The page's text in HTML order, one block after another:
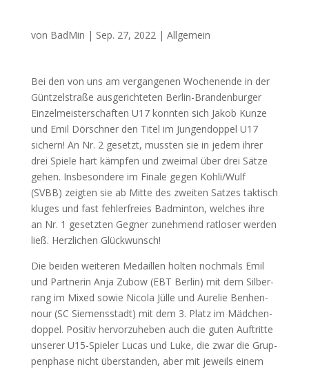
von BadMin | Sep. 27, 2022| Allgemein
Bei den von uns am ver­gan­ge­nen Wochen­en­de in der
Günt­zel­stra­ße aus­ge­rich­te­ten Ber­lin-Bran­den­bur­ger
Ein­zel­meis­ter­schaf­ten U17konn­ten sich Jakob Kun­ze
und Emil Dör­sch­ner den Titel im Jun­gen­dop­pel U17
sichern! An Nr. 2 gesetzt, muss­ten sie in jedem ihrer
drei Spie­le hart kämp­fen und zwei­mal über drei Sät­ze
gehen. Ins­be­son­de­re im Fina­le gegen Kohli/Wulf
(SVBB) zeig­ten sie ab Mit­te des zwei­ten Sat­zes tak­tisch
klu­ges und fast feh­ler­frei­es Bad­min­ton, wel­ches ihre
an Nr. 1 gesetz­ten Geg­ner zuneh­mend rat­lo­ser wer­den
ließ. Herz­li­chen Glückwunsch!
Die bei­den wei­te­ren Medail­len hol­ten noch­mals Emil
und Part­ne­rin Anja Zubow (EBT Ber­lin) mit dem Sil­ber­
rang im Mixed sowie Nico­la Jül­le und Aure­lie Ben­hen­
nour (SC Sie­mens­stadt) mit dem 3. Platz im Mäd­chen­
dop­pel. Posi­tiv her­vor­zu­he­ben auch die guten Auf­trit­te
unse­rer U15-Spie­ler Lucas und Luke, die zwar die Grup­
pen­pha­se nicht über­stan­den, aber mit jeweils einem